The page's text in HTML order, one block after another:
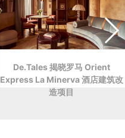
De.Tales 揭晓罗马 Orient
Express La Minerva 酒店建筑改
造项目